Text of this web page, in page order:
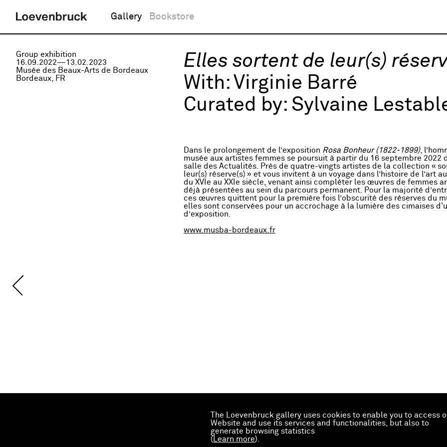
The Loevenbruck gallery uses cookies to enable you to access
Website and use its services and functionalities, but also to
generate browsing statistics
( Learn more).
Gallery Bookstore
Group exhibition
16.09.2022—13.02.2023
Musée des Beaux-Arts de Bordeaux
Bordeaux, FR
Elles sortent de leur(s)
With: Virginie Barré
Curated by: Sylvaine
Dans le prolongement de l’exposition Rosa Bonheur (1822-1899),
musée aux artistes femmes se poursuit à partir du 16 septembre 2022
salle des Actualités. Près de quatre-vingts artistes de la collection «
leur(s) réserve(s) » et vous invitent à un voyage dans l’histoire de l’art
du XVIe au XXIe siècle, venant ainsi compléter les œuvres de femmes
déjà présentées au sein du parcours permanent. Pour la majorité
ces œuvres quittent pour la première fois l’obscurité des réserves du
elles sont conservées pour un accrochage à la lumière des cimaises
d’exposition.
www.musba-bordeaux.fr